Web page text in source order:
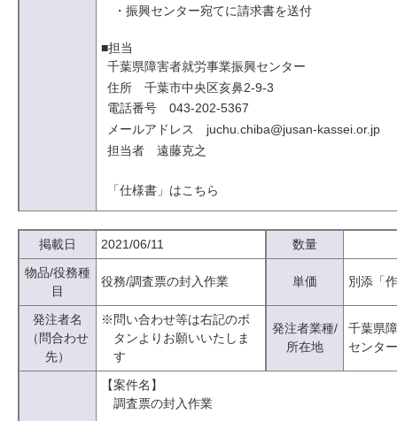
・振興センター宛てに請求書を送付
■担当
千葉県障害者就労事業振興センター
住所 千葉市中央区亥鼻2-9-3
電話番号 043-202-5367
メールアドレス juchu.chiba@jusan-kassei.or.jp
担当者 遠藤克之
「仕様書」はこちら
掲載日 2021/06/11
数量
物品/役務種
目
役務/調査票の封入作業 単価 別添「
発注者名
（問合わせ
先）
※問い合わせ等は右記のボ
タンよりお願いいたしま
す
発注者業種/
所在地
千葉県
センタ
【案件名】
調査票の封入作業